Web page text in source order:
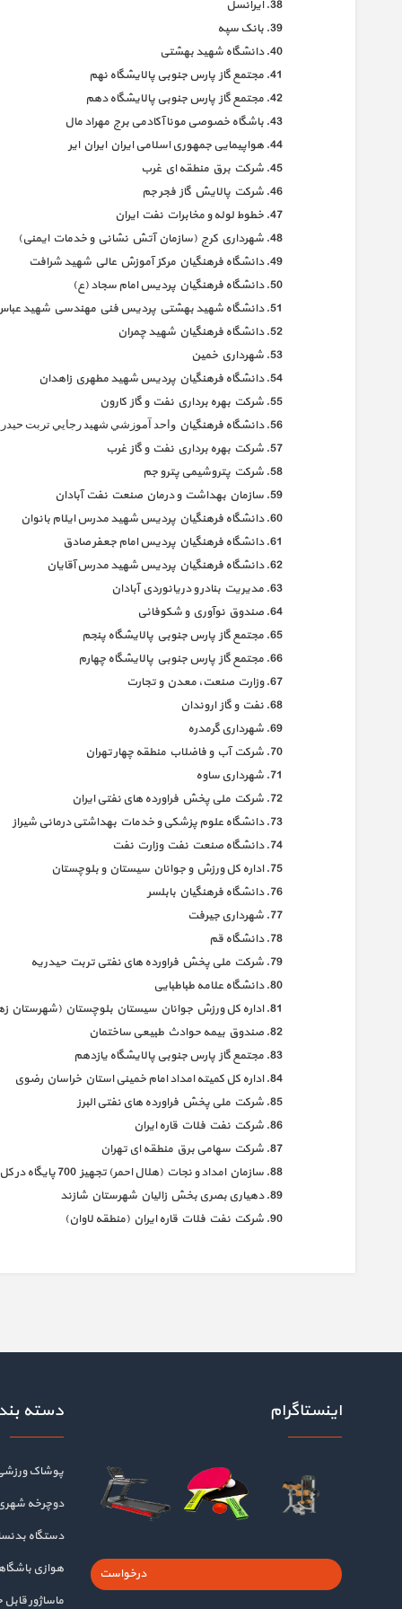
ایرانسل
بانک سپه
دانشگاه شهید بهشتی
مجتمع گاز پارس جنوبی پالایشگاه نهم
مجتمع گاز پارس جنوبی پالایشگاه دهم
باشگاه خصوصی مونا آکادمی برج مهراد مال
هواپیمایی جمهوری اسلامی ایران ایران ایر
شركت برق منطقه اي غرب
شركت پالايش گاز فجر جم
خطوط لوله و مخابرات نفت ايران
شهرداري كرج (سازمان آتش نشاني و خدمات ايمني)
دانشگاه فرهنگيان مركز آموزش عالي شهيد شرافت
دانشگاه فرهنگيان پرديس امام سجاد (ع)
دانشگاه شهيد بهشتي پرديس فني مهندسي شهيد
دانشگاه فرهنگيان شهید چمران
شهرداري خمين
دانشگاه فرهنگيان پرديس شهيد مطهري زاهدان
شركت بهره برداري نفت و گاز كارون
دانشگاه فرهنگیان ﻭﺍﺣﺪ ﺁﻣﻮﺯﺷﻲ ﺷﻬﻴﺪ ﺭﺟﺎﻳﻲ ﺗﺮﺑﺖ
شركت بهره برداري نفت و گاز غرب
شرکت پتروشیمی پترو جم
سازمان بهداشت و درمان صنعت نفت آبادان
دانشگاه فرهنگيان پرديس شهيد مدرس ايلام بانوان
دانشگاه فرهنگيان پرديس امام جعفر صادق
دانشگاه فرهنگيان پرديس شهيد مدرس آقایان
مديريت بنادر و دريانوردي آبادان
صندوق نوآوري و شكوفائي
مجتمع گاز پارس جنوبي پالايشگاه پنجم
مجتمع گاز پارس جنوبي پالايشگاه چهارم
وزارت صنعت، معدن و تجارت
نفت و گاز اروندان
شهرداری گرمدره
شرکت آب و فاضلاب منطقه چهار تهران
شهرداری ساوه
شرکت ملی پخش فراورده های نفتی ایران
دانشگاه علوم پزشکی و خدمات بهداشتی درمانی شیراز
دانشگاه صنعت نفت وزارت نفت
اداره کل ورزش و جوانان سیستان و بلوچستان
دانشگاه فرهنگیان بابلسر
شهرداری جیرفت
دانشگاه قم
شرکت ملی پخش فراورده های نفتی تربت حیدریه
دانشگاه علامه طباطبایی
اداره کل ورزش جوانان سیستان بلوچستان (شهرستان
صندوق بیمه حوادث طبیعی ساختمان
مجتمع گاز پارس جنوبی پالایشگاه یازدهم
اداره کل کمیته امداد امام خمینی استان خراسان رضوی
شرکت ملی پخش فراورده های نفتی البرز
شرکت نفت فلات قاره ایران
شرکت سهامی برق منطقه ای تهران
سازمان امداد و نجات (هلال احمر) تجهیز 700 پایگاه در کل کشور
دهیاری بصری بخش زالیان شهرستان شازند
شرکت نفت فلات قاره ایران (منطقه لاوان)
اینستاگرام
درخواست
دسته
پوشاک
دوچرخه
دستگاه
هوازی
ماساژور